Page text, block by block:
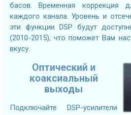
басов. Временная коррекция
каждого канала. Уровень и
эти функции DSP будут
(2010-2015), что поможет Вам
вкусу.
Оптический и
коаксиальный
выходы
Подключайте DSP-усилители